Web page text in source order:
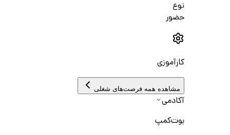
نوع
حضور
کارآموزی
مشاهده همه فرصت‌های شغلی
آکادمی
بوت‌کمپ